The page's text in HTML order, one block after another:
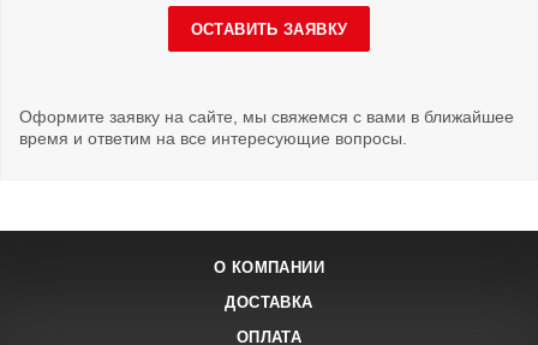
ОСТАВИТЬ ЗАЯВКУ
Оформите заявку на сайте, мы свяжемся с вами в ближайшее
время и ответим на все интересующие вопросы.
О КОМПАНИИ
ДОСТАВКА
ОПЛАТА